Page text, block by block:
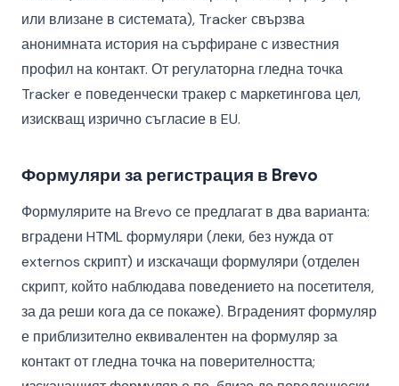
или влизане в системата), Tracker свързва
анонимната история на сърфиране с известния
профил на контакт. От регулаторна гледна точка
Tracker е поведенчески тракер с маркетингова цел,
изискващ изрично съгласие в EU.
Формуляри за регистрация в Brevo
Формулярите на Brevo се предлагат в два варианта:
вградени HTML формуляри (леки, без нужда от
externos скрипт) и изскачащи формуляри (отделен
скрипт, който наблюдава поведението на посетителя,
за да реши кога да се покаже). Вграденият формуляр
е приблизително еквивалентен на формуляр за
контакт от гледна точка на поверителността;